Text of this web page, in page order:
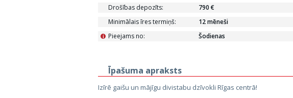
Drošības depozīts:
790 €
Minimālais īres termiņš:
12 mēneši
Pieejams no:
i Šodienas
Īpašuma apraksts
Izīrē gaišu un mājīgu divistabu dzīvokli Rīgas centrā!